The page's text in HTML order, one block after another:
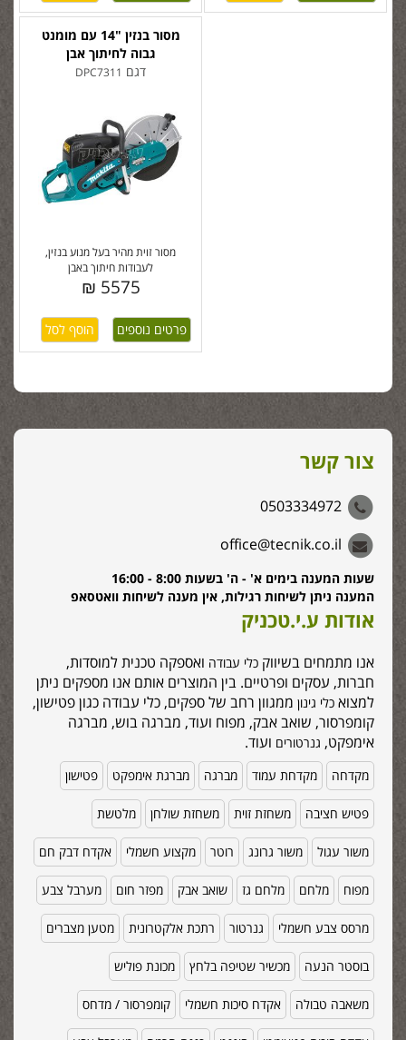
מסור בנזין "14 עם מומנט
גבוה לחיתוך אבן
דגם DPC7311
מסור זוית מהיר בעל מנוע בנזין,
לעבודות חיתוך באבן
5575 ₪
פרטים נוספים
צור קשר
0503334972
office@tecnik.co.il
שעות המענה בימים א' - ה' בשעות 8:00 - 16:00
המענה ניתן לשיחות רגילות, אין מענה לשיחות וואטסאפ
אודות ע.י.טכניק
אנו מתמחים בשיווק כלי עבודה ואספקה טכנית למוסדות,
חברות, עסקים ופרטיים. בין המוצרים אותם אנו מספקים ניתן
למצוא כלי גינון ממגוון רחב של ספקים, כלי עבודה כגון פטישון,
קומפרסור, שואב אבק, מפוח ועוד, מברגה בוש, מברגה
אימפקט, גנרטורים ועוד.
מקדחה מקדחת עמוד מברגה מברגת אימפקט פטישון
פטיש חציבה משחזת זוית משחזת שולחן מלטשת
משור עגול משור גרונג רוטר מקצוע חשמלי אקדח דבק חם
מפוח מלחם מלחם גז שואב אבק מפזר חום מערבל צבע
מרסס צבע חשמלי גנרטור רתכת אלקטרונית מטען מצברים
בוסטר הנעה מכשיר שטיפה בלחץ מכונת פוליש
משאבה טבולה אקדח סיכות חשמלי קומפרסור / מדחס